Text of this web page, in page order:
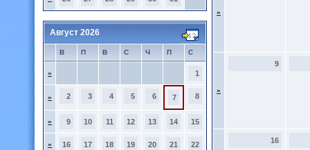
Август 2026
В П В С Ч П С
» 1
» 2 3 4 5 6 7 8
» 9 10 11 12 13 14 15
» 16 17 18 19 20 21 22
»
»
9
16